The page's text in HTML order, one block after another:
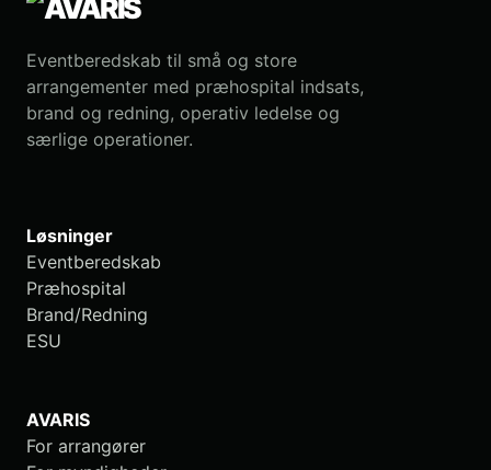
Eventberedskab til små og store
arrangementer med præhospital indsats,
brand og redning, operativ ledelse og
særlige operationer.
Løsninger
Eventberedskab
Præhospital
Brand/Redning
ESU
AVARIS
For arrangører